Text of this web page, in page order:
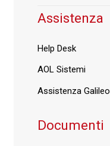
Assistenza
Help Desk
AOL Sistemi
Assistenza Galileo
Documenti